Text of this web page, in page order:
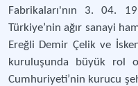
Fabrikaları'nın 3. 04.
Türkiye’nin ağır sanayi
Ereğli Demir Çelik ve
kuruluşunda büyük rol
Cumhuriyeti’nin kurucu